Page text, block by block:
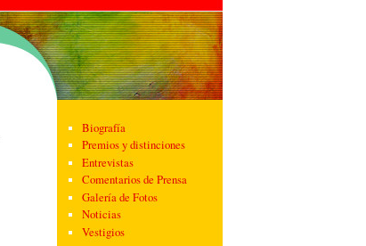
Biografía
Premios y distinciones
Entrevistas
Comentarios de Prensa
Galería de Fotos
Noticias
Vestigios